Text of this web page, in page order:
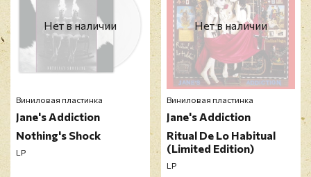
Нет в наличии
Виниловая пластинка
Jane's Addiction
Nothing's Shock
LP
Нет в наличии
Виниловая пластинка
Jane's Addiction
Ritual De Lo Habitual
(Limited Edition)
LP